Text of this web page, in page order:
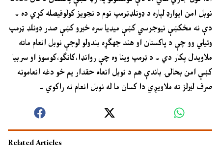
نوبل امن ايوارډ لپاره د ډونلډټرمپ نوم د تجويز کولوفيصله کړي ده ۔
دې نه مخکښې نيوجرسي کښې ميډيا سره خبرو کښې صدر ډونلډ ټرمپ
وئيلي وو چې د پاکستان او هند جهګړه بندولو لوجې نوبل انعام ماته
ملاويدل پکار دي ۔ د ټرمپ وينا وه چې روانډا،کانګو،کوسوؤ او سربيا
کښې امن بحالۍ باندې هم د نوبل انعام حقدار يم خو دغه انعامونه
صرف لبرلز ته ملاويږي دا کسان ما له نوبل انعام نه راکوي ۔
Related Articles